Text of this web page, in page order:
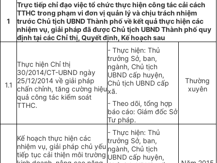
1
Trực tiếp chỉ đạo việc tổ chức thực hiện công tác cải cách
TTHC trong phạm vi đơn vị quản lý và chịu trách nhiệm
trước Chủ tịch UBND Thành phố về kết quả thực hiện các
nhiệm vụ, giải pháp đã được Chủ tịch UBND Thành phố quy
định tại các Chỉ thị, Quyết định, Kế hoạch sau
1.1
Thực hiện Chỉ thị
30/2014/CT-UBND ngày
25/12/2014 về giải pháp
chấn chỉnh, tăng cường hiệu
quả công tác kiểm soát
TTHC.
- Thực hiện: Thủ
trưởng Sở, ban,
ngành, Chủ tịch
UBND cấp huyện,
Chủ tịch UBND cấp
xã.
- Theo dõi, tổng hợp
báo cáo: Giám đốc Sở
Tư pháp.
Thường
xuyên
Kế hoạch thực hiện các
nhiệm vụ, giải pháp chủ yếu
tiếp tục cải thiện môi trường
- Thực hiện: Thủ
trưởng Sở, ban,
ngành, Chủ tịch
UBND cấp huyện,